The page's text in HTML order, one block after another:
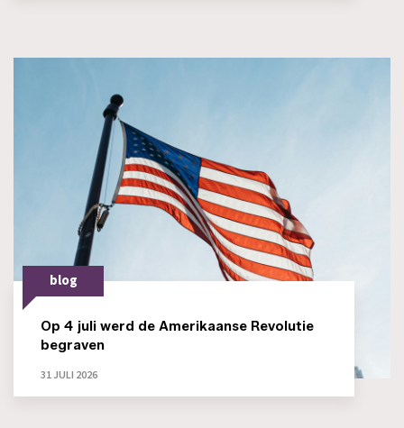
blog
Op 4 juli werd de Amerikaanse Revolutie
begraven
31 JULI 2026